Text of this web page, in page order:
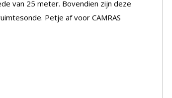
van 25 meter. Bovendien zijn deze
Petje af voor CAMRAS